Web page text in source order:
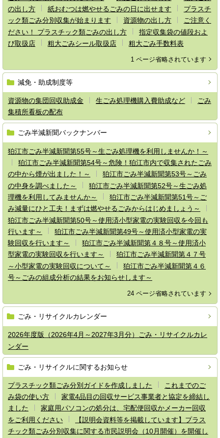
の出し方
紙おむつは燃やせるごみの日に出せます
プラスチ
ック類ごみ分別収集が始まります
資源物の出し方
ご注意く
ださい！ プラスチック類ごみの出し方
指定収集袋の値段およ
び取扱店
粗大ごみシール取扱店 粗大ごみ手数料表
1 ページ省略されています
減免・助成制度等
資源物の集団回収助成金 生ごみ処理機購入費助成など
ごみ
集積所看板の配布
ごみ半減新聞バックナンバー
狛江市ごみ半減新聞第55号～生ごみ処理機を利用しませんか！～
狛江市ごみ半減新聞第54号～危険！狛江市内で収集されたごみ
の中から煙が出ました！～
狛江市ごみ半減新聞第53号～ごみ
の中身を調べました～
狛江市ごみ半減新聞第52号～生ごみ処
理機を利用してみませんか～
狛江市ごみ半減新聞第51号～ご
み減量にひと工夫！まずは燃やせるごみからはじめましょう～
狛江市ごみ半減新聞第50号～使用済小型家電の実験回収を今回も
行います～
狛江市ごみ半減新聞第49号～使用済小型家電の実
験回収を行います～
狛江市ごみ半減新聞第４８号～使用済小
型家電の実験回収を行います～
狛江市ごみ半減新聞第４７号
～小型家電の実験回収について～
狛江市ごみ半減新聞第４６
号～ごみの組成分析の結果をお知らせします～
24 ページ省略されています
ごみ・リサイクルカレンダー
2026年度版（2026年4月～2027年3月分）ごみ・リサイクルカレ
ンダー
ごみ・リサイクルに関するお知らせ
プラスチック類ごみ分別ガイドを作成しました
これまでのご
み袋の使い方
家電4品目の回収サービス事業者と協定を締結し
ました
家庭用パソコンの処分は、宅配便回収かメーカー回収
をご利用ください
【説明会資料等を掲載しています】プラス
チック類ごみ分別収集に関する市民説明会（10月開催）を開催し